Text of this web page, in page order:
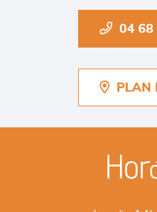
04 68
PLAN